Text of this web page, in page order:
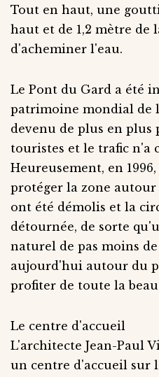
Tout en haut, une
haut et de 1,2 mètre de
d'acheminer l'eau.
Le Pont du Gard a été
patrimoine mondial de
devenu de plus en plus
touristes et le trafic n'a
Heureusement, en
protéger la zone
ont été démolis et la
détournée, de sorte
naturel de pas moins
aujourd'hui autour du
profiter de toute la
Le centre d'accueil
L'architecte Jean-Paul
un centre d'accueil sur